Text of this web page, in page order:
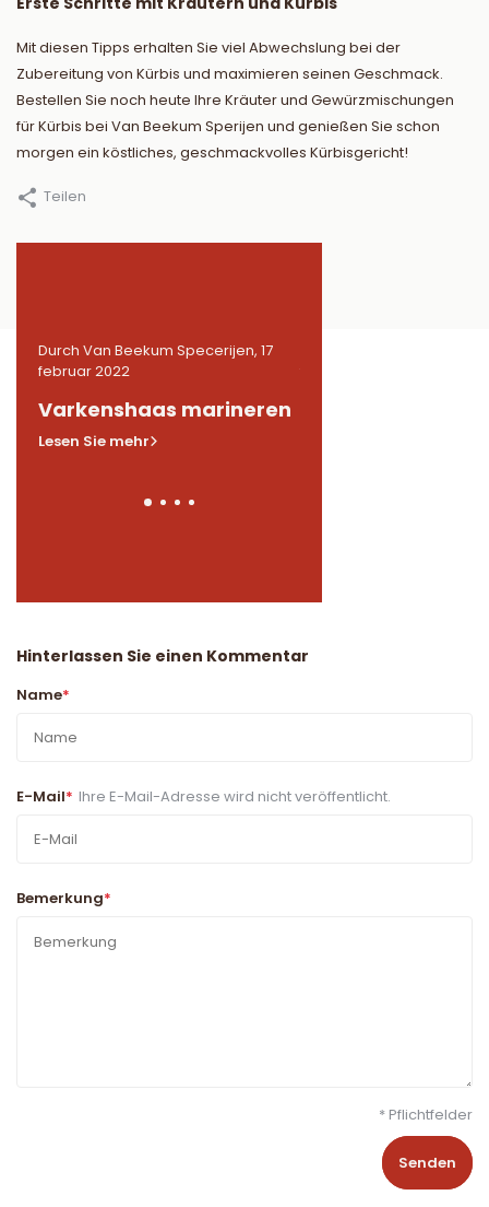
Mit diesen Tipps erhalten Sie viel Abwechslung bei der
Zubereitung von Kürbis und maximieren seinen Geschmack.
Bestellen Sie noch heute Ihre Kräuter und Gewürzmischungen
für Kürbis bei Van Beekum Sperijen und genießen Sie schon
morgen ein köstliches, geschmackvolles Kürbisgericht!
Teilen
Durch Van Beekum Specerijen, 17
februar 2022
Varkenshaas marineren
Lesen Sie mehr
Hinterlassen Sie einen Kommentar
Name*
E-Mail* Ihre E-Mail-Adresse wird nicht veröffentlicht.
Bemerkung*
* Pflichtfelder
Senden